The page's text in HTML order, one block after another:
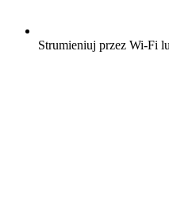
Strumieniuj przez Wi-Fi